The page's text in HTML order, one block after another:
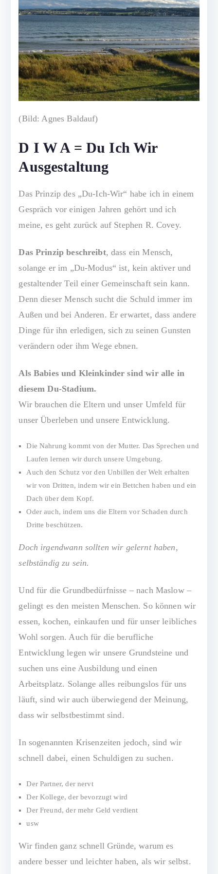
l
d
a
u
d
i
g
,
k
r
at
(Bild: Agnes Baldauf)
D I W A = Du Ich Wir
Ausgestaltung
Das Prinzip des „Du-Ich-Wir“ habe ich in einem
Gespräch vor einigen Jahren gehört und ich
meine, es geht zurück auf Stephen R. Covey.
Das Prinzip beschreibt, dass ein Mensch,
solange er im „Du-Modus“ ist, kein aktiver und
gestaltender Teil einer Gemeinschaft sein kann.
Denn dieser Mensch sucht die Schuld immer im
Außen und bei Anderen. Er erwartet, dass andere
Dinge für ihn erledigen, sich zu seinen Gunsten
verändern oder ihm Wege ebnen.
Als Babies und Kleinkinder sind wir alle in
diesem Du-Stadium.
Wir brauchen die Eltern und unser Umfeld für
unser Überleben und unsere Entwicklung.
Die Nahrung kommt von der Mutter. Das Sprechen und
Laufen lernen wir durch unsere Umgebung.
Auch den Schutz vor den Unbillen der Welt erhalten
wir von Dritten, indem wir ein Bettchen haben und ein
Dach über dem Kopf.
Oder auch, indem uns die Eltern vor Schaden durch
Dritte beschützen.
Doch irgendwann sollten wir gelernt haben,
selbständig zu sein.
Und für die Grundbedürfnisse – nach Maslow –
gelingt es den meisten Menschen. So können wir
essen, kochen, einkaufen und für unser leibliches
Wohl sorgen. Auch für die berufliche
Entwicklung legen wir unsere Grundsteine und
suchen uns eine Ausbildung und einen
Arbeitsplatz. Solange alles reibungslos für uns
läuft, sind wir auch überwiegend der Meinung,
dass wir selbstbestimmt sind.
In sogenannten Krisenzeiten jedoch, sind wir
schnell dabei, einen Schuldigen zu suchen.
Der Partner, der nervt
Der Kollege, der bevorzugt wird
Der Freund, der mehr Geld verdient
usw
Wir finden ganz schnell Gründe, warum es
andere besser und leichter haben, als wir selbst.